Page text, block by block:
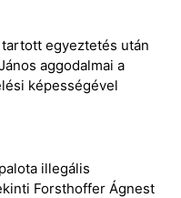
egyeztetés után
aggodalmai a
képességével
illegális
Forsthoffer Ágnest